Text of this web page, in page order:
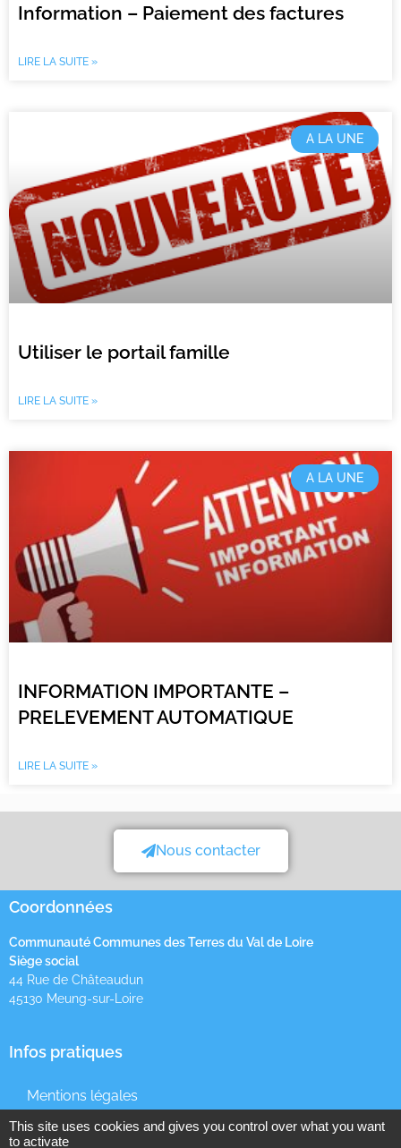
Information – Paiement des factures
LIRE LA SUITE »
A LA UNE
Utiliser le portail famille
LIRE LA SUITE »
A LA UNE
INFORMATION IMPORTANTE –
PRELEVEMENT AUTOMATIQUE
LIRE LA SUITE »
Nous contacter
Coordonnées
Communauté Communes des Terres du Val de Loire
Siège social
44 Rue de Châteaudun
45130 Meung-sur-Loire
Infos pratiques
Mentions légales
Données personnelles
This site uses cookies and gives you control over what you want
to activate